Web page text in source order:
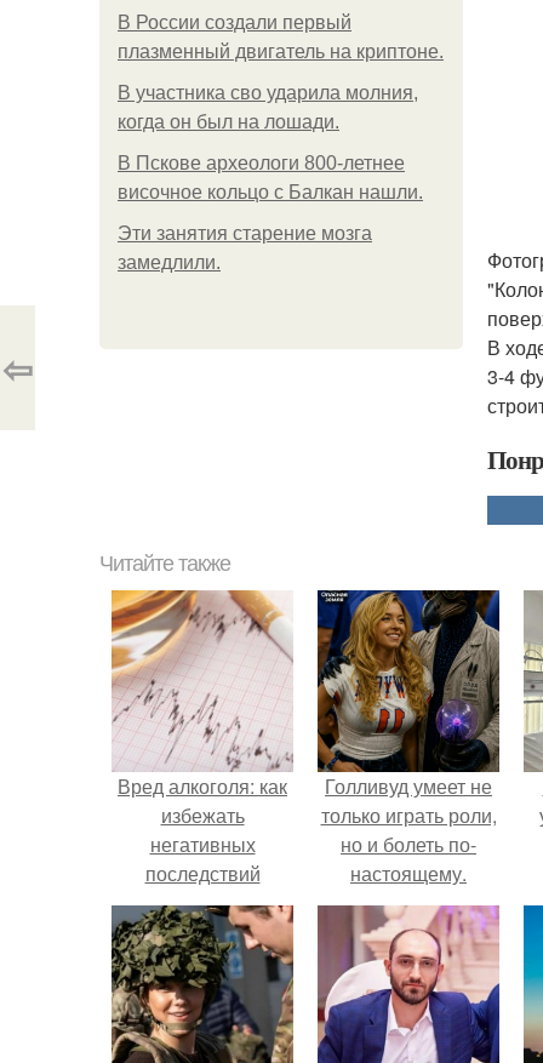
В России создали первый
плазменный двигатель на криптоне.
В участника сво ударила молния,
когда он был на лошади.
В Пскове археологи 800-летнее
височное кольцо с Балкан нашли.
Эти занятия старение мозга
замедлили.
В
3-4
⇦
Читайте также
Вред алкоголя: как
избежать
негативных
последствий
Голливуд умеет не
только играть роли,
но и болеть по-
настоящему.